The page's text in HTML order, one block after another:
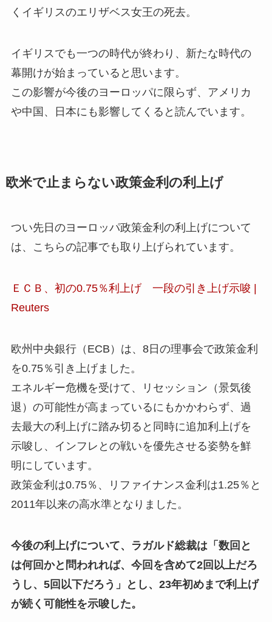
くイギリスのエリザベス女王の死去。
イギリスでも一つの時代が終わり、新たな時代の
幕開けが始まっていると思います。
この影響が今後のヨーロッパに限らず、アメリカ
や中国、日本にも影響してくると読んでいます。
欧米で止まらない政策金利の利上げ
つい先日のヨーロッパ政策金利の利上げについて
は、こちらの記事でも取り上げられています。
ＥＣＢ、初の0.75％利上げ 一段の引き上げ示唆 |
Reuters
欧州中央銀行（ECB）は、8日の理事会で政策金利
を0.75％引き上げました。
エネルギー危機を受けて、リセッション（景気後
退）の可能性が高まっているにもかかわらず、過
去最大の利上げに踏み切ると同時に追加利上げを
示唆し、インフレとの戦いを優先させる姿勢を鮮
明にしています。
政策金利は0.75％、リファイナンス金利は1.25％と
2011年以来の高水準となりました。
今後の利上げについて、ラガルド総裁は「数回と
は何回かと問われれば、今回を含めて2回以上だろ
うし、5回以下だろう」とし、23年初めまで利上げ
が続く可能性を示唆した。